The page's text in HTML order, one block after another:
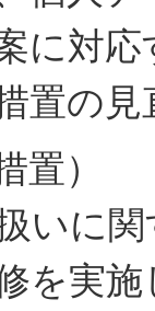
に対
置の
置）
いに
を実